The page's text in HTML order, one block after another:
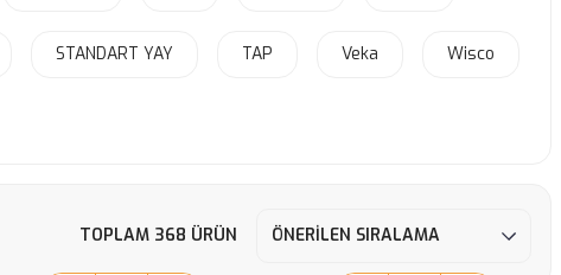
STANDART YAY TAP Veka Wisco
TOPLAM 368 ÜRÜN